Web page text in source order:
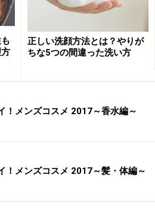
にはあまり馴染みがなかったの
布十番にある会員制の鍼灸サロ
、最近話題の美容にも効く鍼灸
だと聞き、それは見逃せないと
ではガイドが実際に受けた美容
です。最新の内容をご確認くださ
正しい洗顔方法とは？やりが
ちな5つの間違った洗い方
！メンズコスメ 2017～香水編～
！メンズコスメ 2017～髪・体編～